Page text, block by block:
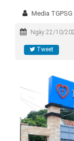
Media TGPSG
Ngày 22/10/
Tweet